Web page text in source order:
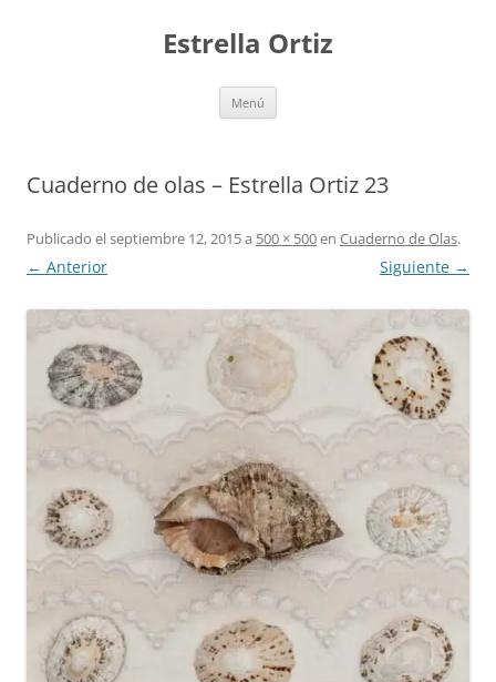
Estrella Ortiz
Menú
Cuaderno de olas – Estrella Ortiz 23
Publicado elseptiembre 12, 2015a 500 × 500en Cuaderno de Olas.
← Anterior Siguiente →